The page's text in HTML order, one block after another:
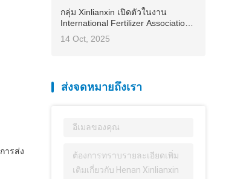
ารส่ง
กลุ่ม Xinlianxin เปิดตัวในงาน
International Fertilizer Association
(IFA) 2025 Asia-Pacific Conference
โดยนำเสนอแนวทางแก้ไขของจีนสู่
14 Oct, 2025
ส่งจดหมายถึงเรา